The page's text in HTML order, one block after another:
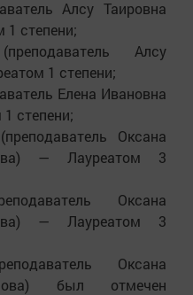
Алсу Таировна
1 степени;
Алсу
1 степени;
Елена Ивановна
степени;
Оксана
— Лауреатом 3
Оксана
— Лауреатом 3
Оксана
был отмечен